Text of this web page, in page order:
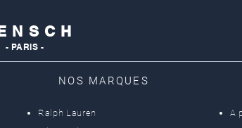
N S C H
- PARIS -
NOS MARQUES
Ralph Lauren
A